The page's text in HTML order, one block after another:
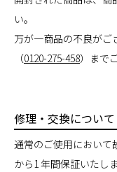
い。
万が一商品の不良がご
（0120-275-458）まで
修理・交換について
通常のご使用において
から1 年間保証いたしま